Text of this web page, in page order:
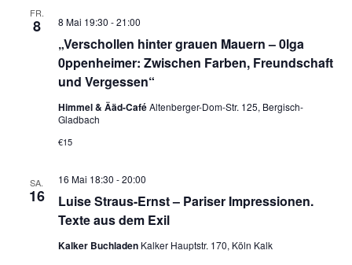
FR.
8
„Verschollen hinter grauen Mauern – 0lga
0ppenheimer: Zwischen Farben, Freundschaft
und Vergessen“
8 Mai 19:30 -21:00
Himmel & Ääd-CaféAltenberger-Dom-Str. 125, Bergisch-
Gladbach
€15
SA.
16
Luise Straus-Ernst – Pariser Impressionen.
Texte aus dem Exil
16 Mai 18:30 -20:00
Kalker Buchladen Kalker Hauptstr. 170, Köln Kalk